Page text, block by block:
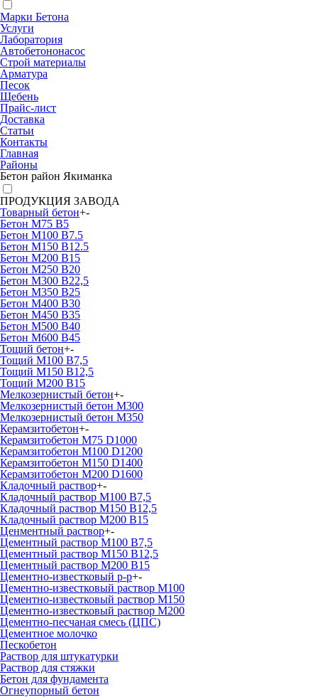
Марки Бетона
Услуги
Лаборатория
Автобетононасос
Строй материалы
Арматура
Песок
Щебень
Прайс-лист
Доставка
Статьи
Контакты
Главная
Районы
Бетон район Якиманка
ПРОДУКЦИЯ ЗАВОДА
Товарный бетон+-
Бетон М75 В5
Бетон М100 В7.5
Бетон М150 В12.5
Бетон М200 В15
Бетон М250 В20
Бетон М300 В22,5
Бетон М350 В25
Бетон М400 В30
Бетон М450 В35
Бетон М500 В40
Бетон М600 В45
Тощий бетон+-
Тощий М100 В7,5
Тощий М150 В12,5
Тощий М200 В15
Мелкозернистый бетон+-
Мелкозернистый бетон М300
Мелкозернистый бетон М350
Керамзитобетон+-
Керамзитобетон М75 D1000
Керамзитобетон М100 D1200
Керамзитобетон М150 D1400
Керамзитобетон М200 D1600
Кладочный раствор+-
Кладочный раствор М100 В7,5
Кладочный раствор М150 В12,5
Кладочный раствор М200 В15
Ценментный раствор+-
Цементный раствор М100 B7,5
Цементный раствор М150 B12,5
Цементный раствор М200 B15
Цементно-известковый р-р+-
Цементно-известковый раствор М100
Цементно-известковый раствор М150
Цементно-известковый раствор М200
Цементно-песчаная смесь (ЦПС)
Цементное молочко
Пескобетон
Раствор для штукатурки
Раствор для стяжки
Бетон для фундамента
Огнеупорный бетон